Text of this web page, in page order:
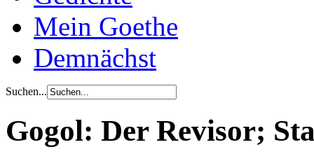
Mein Goethe
Demnächst
Suchen...
Gogol: Der Revisor;